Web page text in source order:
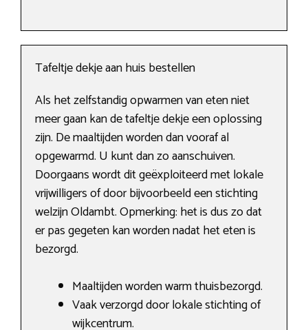
Tafeltje dekje aan huis bestellen
Als het zelfstandig opwarmen van eten niet
meer gaan kan de tafeltje dekje een oplossing
zijn. De maaltijden worden dan vooraf al
opgewarmd. U kunt dan zo aanschuiven.
Doorgaans wordt dit geëxploiteerd met lokale
vrijwilligers of door bijvoorbeeld een stichting
welzijn Oldambt. Opmerking: het is dus zo dat
er pas gegeten kan worden nadat het eten is
bezorgd.
Maaltijden worden warm thuisbezorgd.
Vaak verzorgd door lokale stichting of
wijkcentrum.